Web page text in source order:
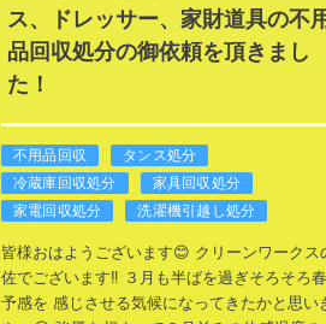
ス、ドレッサー、家財道具の不
品回収処分の御依頼を頂きまし
た！
不用品回収
タンス処分
冷蔵庫回収処分
家具回収処分
家電回収処分
洗濯機引越し処分
皆様おはようございます😊 クリーンワークス
佐でございます‼️ ３月も半ばを過ぎそろそろ
予感を 感じさせる気候になってきたかと思い